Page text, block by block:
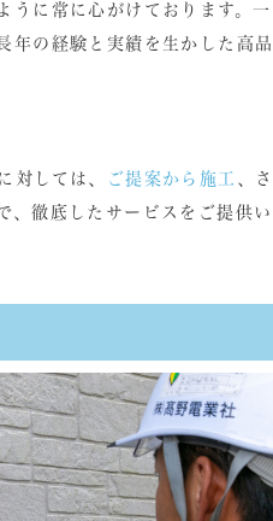
ように常に心がけております。一
年の経験と実績を生かした高品
対しては、 ご提案から施工 、さ
、徹底したサービスをご提供い